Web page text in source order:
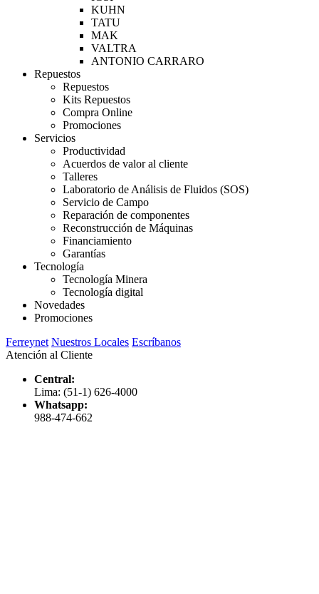
KUHN
TATU
MAK
VALTRA
ANTONIO CARRARO
Repuestos
Repuestos
Kits Repuestos
Compra Online
Promociones
Servicios
Productividad
Acuerdos de valor al cliente
Talleres
Laboratorio de Análisis de Fluidos (SOS)
Servicio de Campo
Reparación de componentes
Reconstrucción de Máquinas
Financiamiento
Garantías
Tecnología
Tecnología Minera
Tecnología digital
Novedades
Promociones
Ferreynet Nuestros Locales Escríbanos
Atención al Cliente
Central:
Lima: (51-1) 626-4000
Whatsapp:
988-474-662